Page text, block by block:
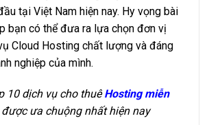
tại Việt Nam hiện nay. Hy vọng bài
bạn có thể đưa ra lựa chọn đơn vị
Cloud Hosting chất lượng và đáng
nghiệp của mình.
10 dịch vụ cho thuêHosting miễn
ưa chuộng nhất hiện nay